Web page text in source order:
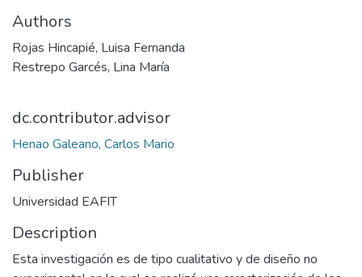
Authors
Rojas Hincapié, Luisa Fernanda
Restrepo Garcés, Lina María
dc.contributor.advisor
Henao Galeano, Carlos Mario
Publisher
Universidad EAFIT
Description
Esta investigación es de tipo cualitativo y de diseño no